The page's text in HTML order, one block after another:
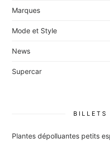
Marques
Mode et Style
News
Supercar
BILLETS
Plantes dépolluantes petits